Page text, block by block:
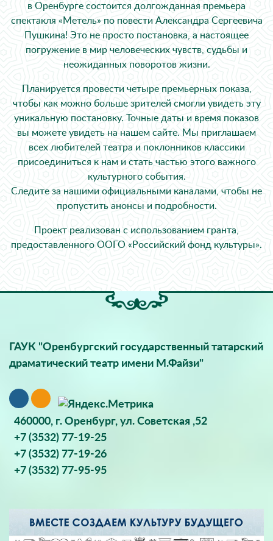
в Оренбурге состоится долгожданная премьера
спектакля «Метель» по повести Александра Сергеевича
Пушкина! Это не просто постановка, а настоящее
погружение в мир человеческих чувств, судьбы и
неожиданных поворотов жизни.
Планируется провести четыре премьерных показа,
чтобы как можно больше зрителей смогли увидеть эту
уникальную постановку. Точные даты и время показов
вы можете увидеть на нашем сайте. Мы приглашаем
всех любителей театра и поклонников классики
присоединиться к нам и стать частью этого важного
культурного события.
Следите за нашими официальными каналами, чтобы не
пропустить анонсы и подробности.
Проект реализован с использованием гранта,
предоставленного ООГО «Российский фонд культуры».
ГАУК "Оренбургский государственный татарский
драматический театр имени М.Файзи"
460000, г. Оренбург, ул. Советская ,52
+7 (3532) 77-19-25
+7 (3532) 77-19-26
+7 (3532) 77-95-95